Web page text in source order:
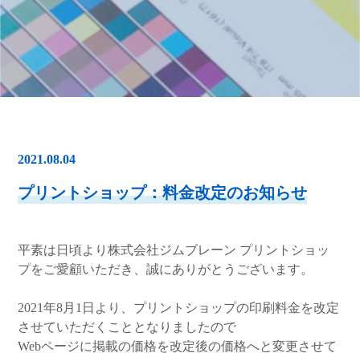
2021.08.04
プリントショップ：料金改定のお知らせ
平素は日頃より株式会社ジムブレーン プリントショッ
プをご愛顧いただき、誠にありがとうございます。
2021年8月1日より、プリントショップの印刷料金を改定
させていただくこととなりましたので
Webページに掲載の価格を改定後の価格へと変更させて